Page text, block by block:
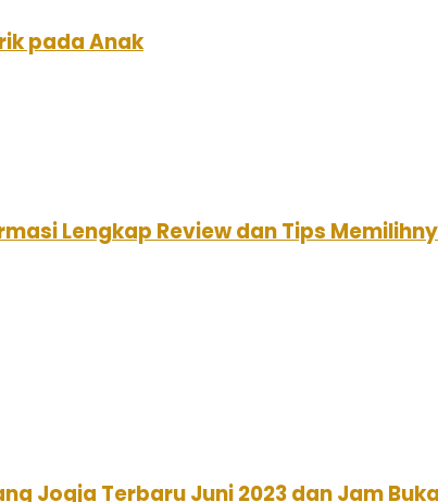
pada Anak
Lengkap Review dan Tips
Jogja Terbaru Juni 2023 dan Jam